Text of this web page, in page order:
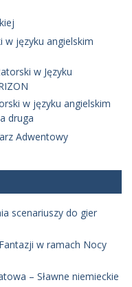
w języku angielskim
w Języku
w języku angielskim
druga
Adwentowy
scenariuszy do gier
w ramach Nocy
– Sławne niemieckie